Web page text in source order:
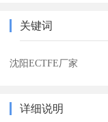
关键词
沈阳ECTFE厂家
详细说明